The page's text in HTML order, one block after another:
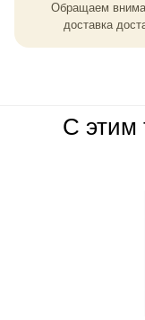
Обращаем
доставка
С этим